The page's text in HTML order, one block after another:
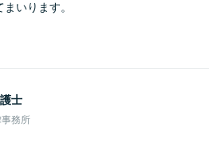
いります。
士
務所